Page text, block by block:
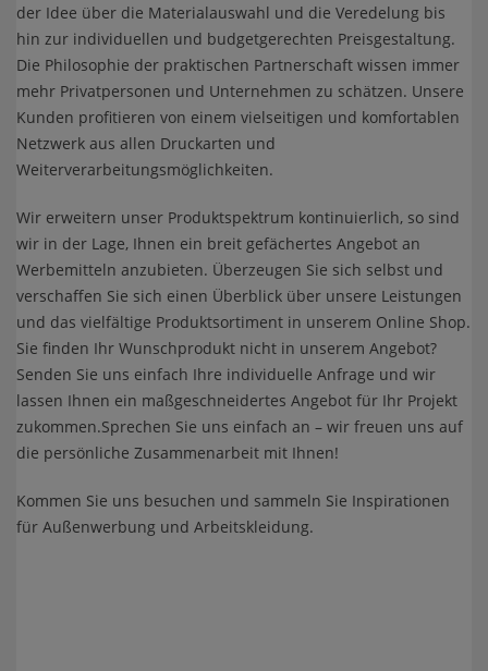
der Idee über die Materialauswahl und die Veredelung bis
hin zur individuellen und budgetgerechten Preisgestaltung.
Die Philosophie der praktischen Partnerschaft wissen immer
mehr Privatpersonen und Unternehmen zu schätzen. Unsere
Kunden profitieren von einem vielseitigen und komfortablen
Netzwerk aus allen Druckarten und
Weiterverarbeitungsmöglichkeiten.
Wir erweitern unser Produktspektrum kontinuierlich, so sind
wir in der Lage, Ihnen ein breit gefächertes Angebot an
Werbemitteln anzubieten. Überzeugen Sie sich selbst und
verschaffen Sie sich einen Überblick über unsere Leistungen
und das vielfältige Produktsortiment in unserem Online Shop.
Sie finden Ihr Wunschprodukt nicht in unserem Angebot?
Senden Sie uns einfach Ihre individuelle Anfrage und wir
lassen Ihnen ein maßgeschneidertes Angebot für Ihr Projekt
zukommen.Sprechen Sie uns einfach an – wir freuen uns auf
die persönliche Zusammenarbeit mit Ihnen!
Kommen Sie uns besuchen und sammeln Sie Inspirationen
für Außenwerbung und Arbeitskleidung.